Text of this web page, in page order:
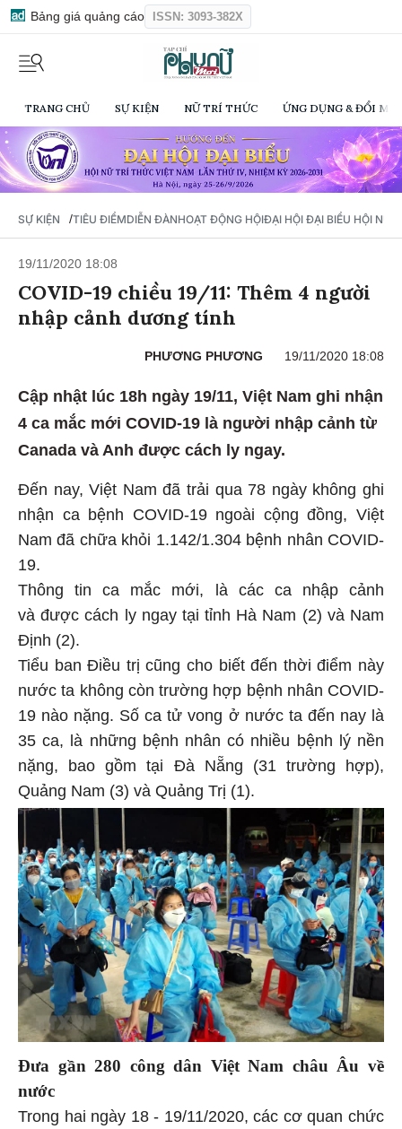
Bảng giá quảng cáo ISSN: 3093-382X
TRANG CHỦ SỰ KIỆN NỮ TRÍ THỨC ỨNG DỤNG & ĐỔI
SỰ KIỆN /TIÊU ĐIỂMDIỄN ĐÀNHOẠT ĐỘNG HỘIĐẠI HỘI ĐẠI BIỂU HỘI NỮ
19/11/2020 18:08
COVID-19 chiều 19/11: Thêm 4 người
nhập cảnh dương tính
PHƯƠNG PHƯƠNG 19/11/2020 18:08
Cập nhật lúc 18h ngày 19/11, Việt Nam ghi nhận
4 ca mắc mới COVID-19 là người nhập cảnh từ
Canada và Anh được cách ly ngay.
Đến nay, Việt Nam đã trải qua 78 ngày không ghi
nhận ca bệnh COVID-19 ngoài cộng đồng, Việt
Nam đã chữa khỏi 1.142/1.304 bệnh nhân COVID-
19.
Thông tin ca mắc mới, là các ca nhập cảnh
và được cách ly ngay tại tỉnh Hà Nam (2) và Nam
Định (2).
Tiểu ban Điều trị cũng cho biết đến thời điểm này
nước ta không còn trường hợp bệnh nhân COVID-
19 nào nặng. Số ca tử vong ở nước ta đến nay là
35 ca, là những bệnh nhân có nhiều bệnh lý nền
nặng, bao gồm tại Đà Nẵng (31 trường hợp),
Quảng Nam (3) và Quảng Trị (1).
Đưa gần 280 công dân Việt Nam châu Âu về
nước
Trong hai ngày 18 - 19/11/2020, các cơ quan chức